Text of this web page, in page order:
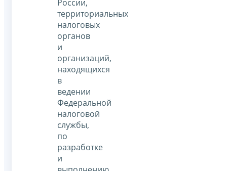
России,
территориальных
налоговых
органов
и
организаций,
находящихся
в
ведении
Федеральной
налоговой
службы,
по
разработке
и